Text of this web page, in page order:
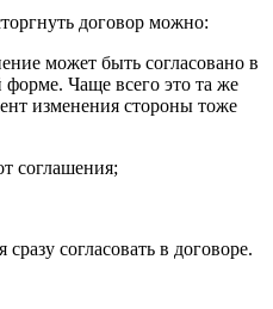
договор можно:
может быть согласовано в
Чаще всего это та же
изменения стороны тоже
соглашения;
согласовать в договоре.